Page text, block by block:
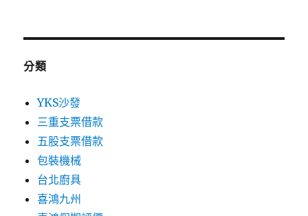
分類
YKS沙發
三重支票借款
五股支票借款
包裝機械
台北廚具
喜鴻九州